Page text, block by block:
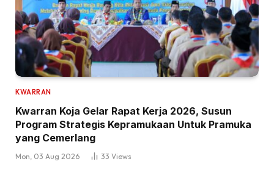
KWARRAN
Kwarran Koja Gelar Rapat Kerja 2026, Susun
Program Strategis Kepramukaan Untuk Pramuka
yang Cemerlang
Mon, 03 Aug 2026 33 Views